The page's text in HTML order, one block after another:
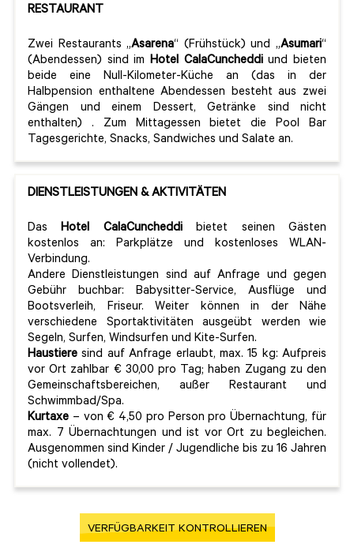
RESTAURANT
Zwei Restaurants „Asarena“ (Frühstück) und „Asumari“
(Abendessen) sind im Hotel CalaCuncheddiund bieten
beide eine Null-Kilometer-Küche an (das in der
Halbpension enthaltene Abendessen besteht aus zwei
Gängen und einem Dessert, Getränke sind nicht
enthalten) . Zum Mittagessen bietet die Pool Bar
Tagesgerichte, Snacks, Sandwiches und Salate an.
DIENSTLEISTUNGEN & AKTIVITÄTEN
DasHotel CalaCuncheddibietet seinen Gästen
kostenlos an: Parkplätze und kostenloses WLAN-
Verbindung.
Andere Dienstleistungen sind auf Anfrage und gegen
Gebühr buchbar: Babysitter-Service, Ausflüge und
Bootsverleih, Friseur. Weiter können in der Nähe
verschiedene Sportaktivitäten ausgeübt werden wie
Segeln, Surfen, Windsurfen und Kite-Surfen.
Haustieresind auf Anfrage erlaubt, max. 15 kg: Aufpreis
vor Ort zahlbar € 30,00 pro Tag; haben Zugang zu den
Gemeinschaftsbereichen, außer Restaurant und
Schwimmbad/Spa.
Kurtaxe – von € 4,50 pro Person pro Übernachtung, für
max. 7 Übernachtungen und ist vor Ort zu begleichen.
Ausgenommen sind Kinder / Jugendliche bis zu 16 Jahren
(nicht vollendet).
VERFÜGBARKEIT KONTROLLIEREN